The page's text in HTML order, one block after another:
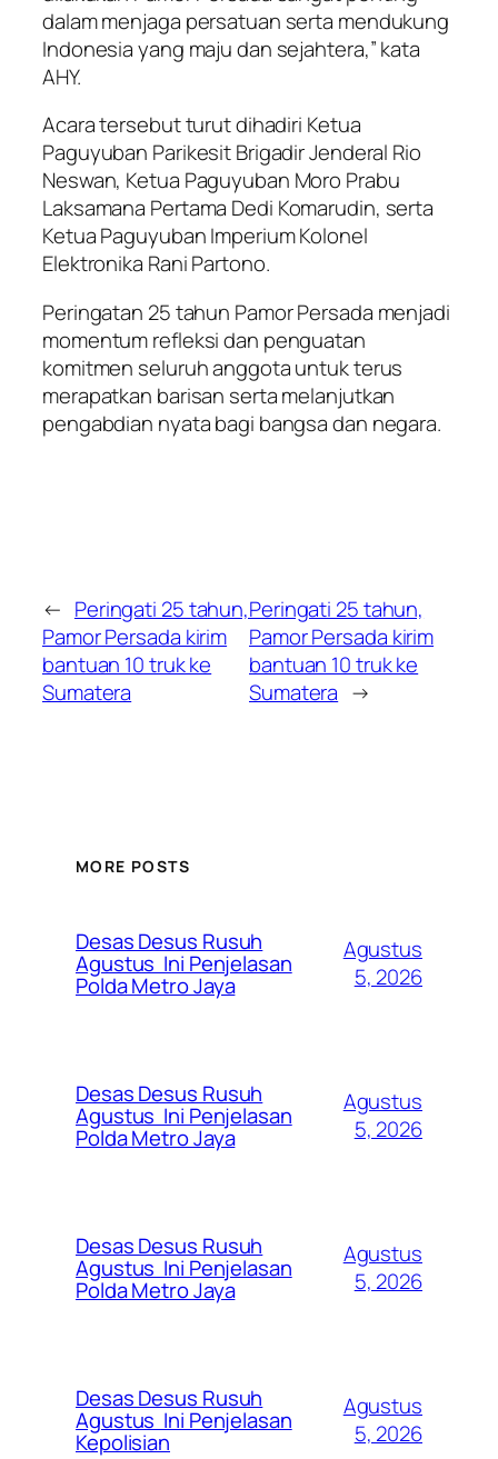
dalam menjaga persatuan serta mendukung
Indonesia yang maju dan sejahtera,” kata
AHY.
Acara tersebut turut dihadiri Ketua
Paguyuban Parikesit Brigadir Jenderal Rio
Neswan, Ketua Paguyuban Moro Prabu
Laksamana Pertama Dedi Komarudin, serta
Ketua Paguyuban Imperium Kolonel
Elektronika Rani Partono.
Peringatan 25 tahun Pamor Persada menjadi
momentum refleksi dan penguatan
komitmen seluruh anggota untuk terus
merapatkan barisan serta melanjutkan
pengabdian nyata bagi bangsa dan negara.
← Peringati 25 tahun,
Pamor Persada kirim
bantuan 10 truk ke
Sumatera
Peringati 25 tahun,
Pamor Persada kirim
bantuan 10 truk ke
Sumatera →
MORE POSTS
Desas Desus Rusuh
Agustus Ini Penjelasan
Polda Metro Jaya
Agustus
5, 2026
Desas Desus Rusuh
Agustus Ini Penjelasan
Polda Metro Jaya
Agustus
5, 2026
Desas Desus Rusuh
Agustus Ini Penjelasan
Polda Metro Jaya
Agustus
5, 2026
Desas Desus Rusuh
Agustus Ini Penjelasan
Kepolisian
Agustus
5, 2026